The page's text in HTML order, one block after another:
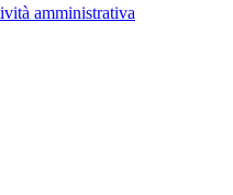
amministrativa